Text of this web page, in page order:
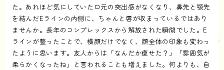
た。あれほど気にしていた口元の突出感がなくなり、鼻先と顎先
を結んだEラインの内側に、ちゃんと唇が収まっているではあり
ませんか。長年のコンプレックスから解放された瞬間でした。E
ラインが整ったことで、横顔だけでなく、顔全体の印象も変わっ
たように思います。友人からは「なんだか痩せた？」「雰囲気が
柔らかくなったね」と言われることも増えました。何よりも、自